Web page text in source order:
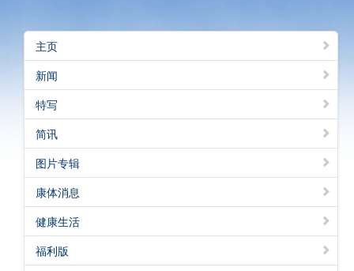
昔日警声
警务处主页
繁體版
English
主页
新闻
特写
简讯
图片专辑
康体消息
健康生活
福利版